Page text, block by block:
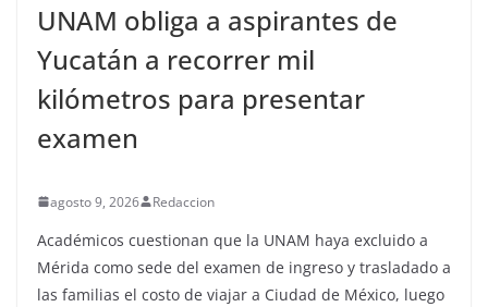
UNAM obliga a aspirantes de
Yucatán a recorrer mil
kilómetros para presentar
examen
agosto 9, 2026 Redaccion
Académicos cuestionan que la UNAM haya excluido a
Mérida como sede del examen de ingreso y trasladado a
las familias el costo de viajar a Ciudad de México, luego